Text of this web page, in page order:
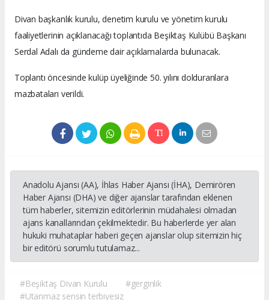
Divan başkanlık kurulu, denetim kurulu ve yönetim kurulu
faaliyetlerinin açıklanacağı toplantıda Beşiktaş Kulübü Başkanı
Serdal Adalı da gündeme dair açıklamalarda bulunacak.
Toplantı öncesinde kulüp üyeliğinde 50. yılını dolduranlara
mazbataları verildi.
Anadolu Ajansı (AA), İhlas Haber Ajansı (İHA), Demirören
Haber Ajansı (DHA) ve diğer ajanslar tarafından eklenen
tüm haberler, sitemizin editörlerinin müdahalesi olmadan
ajans kanallarından çekilmektedir. Bu haberlerde yer alan
hukuki muhataplar haberi geçen ajanslar olup sitemizin hiç
bir editörü sorumlu tutulamaz...
#Beşiktaş Divan Kurulu
#gerginlik
#Utanmaz sensin terbiyesiz